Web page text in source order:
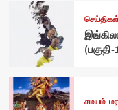
(பகுதி-
சமயம்